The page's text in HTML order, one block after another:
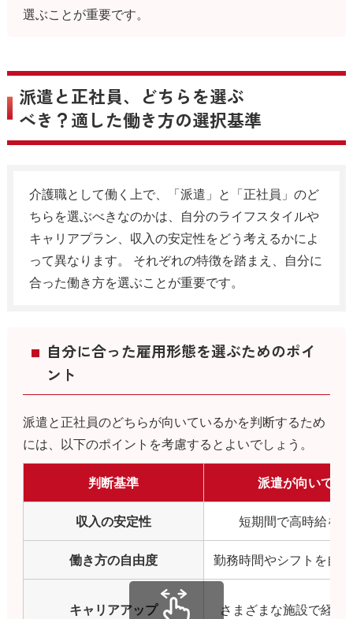
選ぶことが重要です。
派遣と正社員、どちらを選ぶ
べき？適した働き方の選択基準
介護職として働く上で、「派遣」と「正社員」のど
ちらを選ぶべきなのかは、自分のライフスタイルや
キャリアプラン、収入の安定性をどう考えるかによ
って異なります。 それぞれの特徴を踏まえ、自分に
合った働き方を選ぶことが重要です。
自分に合った雇用形態を選ぶためのポイ
ント
派遣と正社員のどちらが向いているかを判断するため
には、以下のポイントを考慮するとよいでしょう。
判断基準 派遣が向いてい
収入の安定性 短期間で高時給を
働き方の自由度 勤務時間やシフトを自
キャリアアップ さまざまな施設で経験